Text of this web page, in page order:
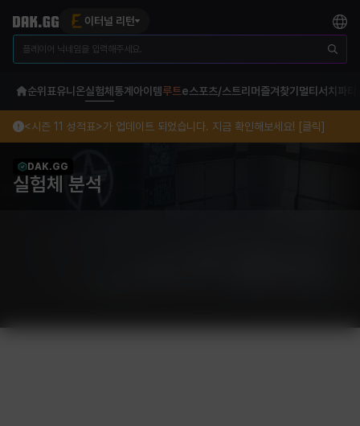
이터널 리턴
순위표유니온실험체 통계 아이템루트e스포츠/스트리머 즐겨찾기 멀티서치 파티
<시즌 11 성적표>가 업데이트 되었습니다. 지금 확인해보세요! [클릭]
DAK.GG
실험체 분석